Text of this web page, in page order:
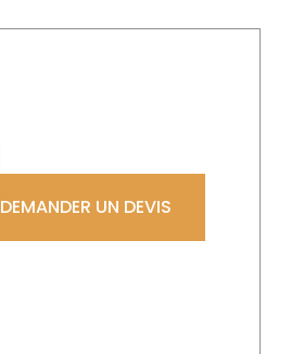
DEMANDER UN DEVIS